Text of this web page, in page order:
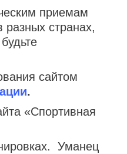
приемам
странах,
сайтом
.
«Спортивная
Уманец